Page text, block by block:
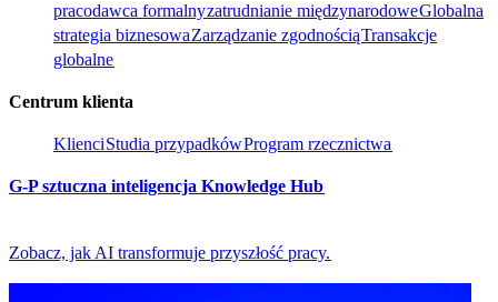
pracodawca formalny​​zatrudnianie międzynarodowe​​Globalna
strategia biznesowa​​Zarządzanie zgodnością​​Transakcje
globalne​​
Centrum klienta​​
Klienci​​Studia przypadków​​Program rzecznictwa​​
G-P sztuczna inteligencja Knowledge Hub​​
Zobacz, jak AI transformuje przyszłość pracy.​​